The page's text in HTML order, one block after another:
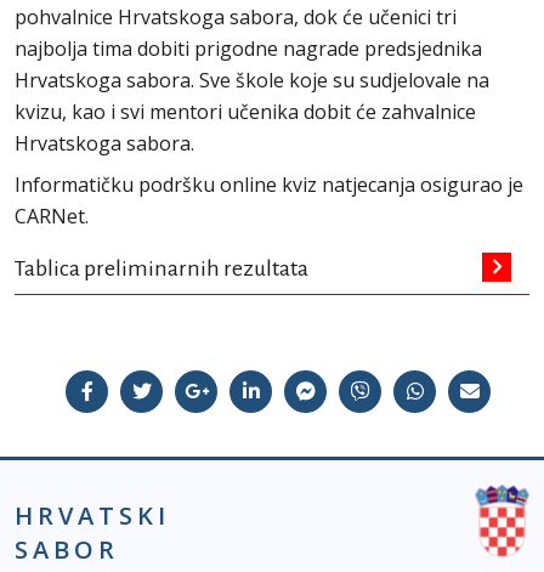
pohvalnice Hrvatskoga sabora, dok će učenici tri
najbolja tima dobiti prigodne nagrade predsjednika
Hrvatskoga sabora. Sve škole koje su sudjelovale na
kvizu, kao i svi mentori učenika dobit će zahvalnice
Hrvatskoga sabora.
Informatičku podršku online kviz natjecanja osigurao je
CARNet.
Tablica preliminarnih rezultata
HRVATSKI
SABOR